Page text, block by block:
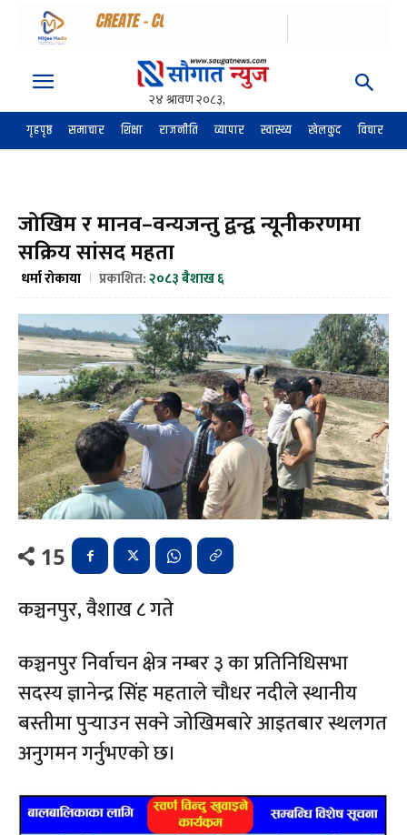
गृहपृष्ठ समाचार शिक्षा राजनीति व्यापार स्वास्थ्य खेलकुद विचार
जोखिम र मानव–वन्यजन्तु द्वन्द्व न्यूनीकरणमा
सक्रिय सांसद महता
धर्मा रोकाया प्रकाशित:२०८३ बैशाख ६
15
कञ्चनपुर, वैशाख ८ गते
कञ्चनपुर निर्वाचन क्षेत्र नम्बर ३ का प्रतिनिधिसभा
सदस्य ज्ञानेन्द्र सिंह महताले चौधर नदीले स्थानीय
बस्तीमा पुर्‍याउन सक्ने जोखिमबारे आइतबार स्थलगत
अनुगमन गर्नुभएको छ।